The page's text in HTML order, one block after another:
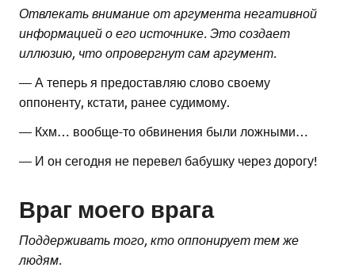
Отвлекать внимание от аргумента негативной
информацией о его источнике. Это создает
иллюзию, что опровергнут сам аргумент.
— А теперь я предоставляю слово своему
оппоненту, кстати, ранее судимому.
— Кхм… вообще-то обвинения были ложными…
— И он сегодня не перевел бабушку через дорогу!
Враг моего врага
Поддерживать того, кто оппонирует тем же
людям.